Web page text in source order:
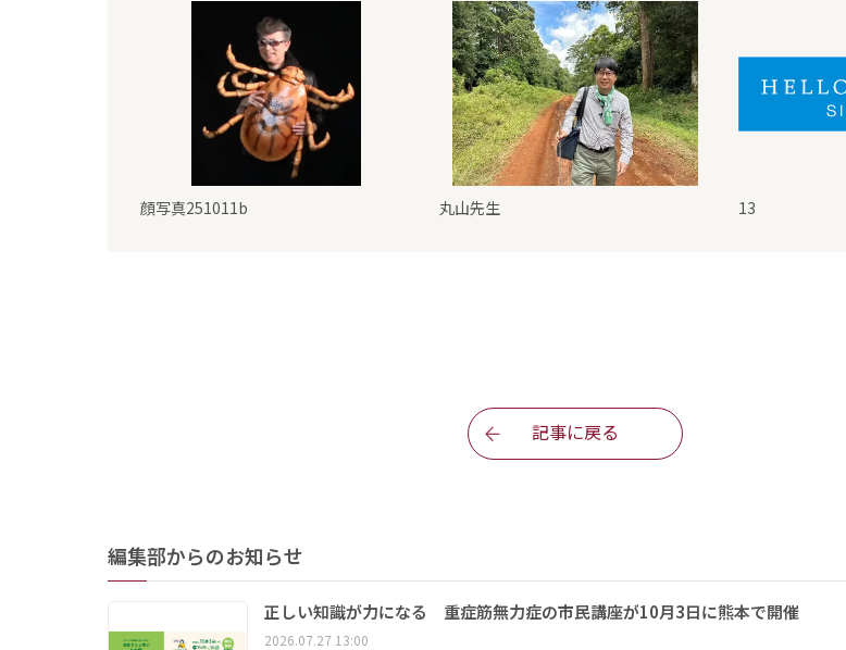
顔写真251011b 丸山先生 13
記事に戻る
編集部からのお知らせ
正しい知識が力になる 重症筋無力症の市民講座が10月3日に熊本で開催
2026.07.27 13:00